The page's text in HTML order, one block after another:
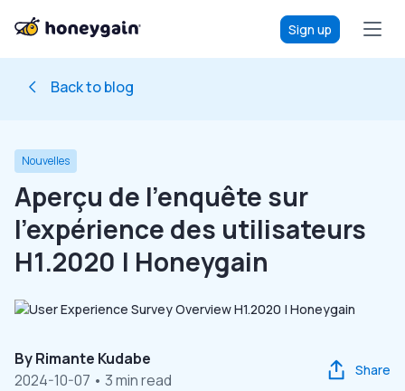
Sign up
Back to blog
Nouvelles
Aperçu de l'enquête sur
l'expérience des utilisateurs
H1.2020 | Honeygain
ByRimante Kudabe
2024-10-07 • 3 min read
Share